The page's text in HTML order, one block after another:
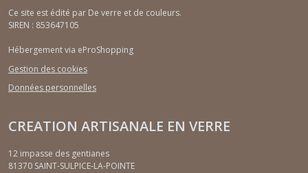
Ce site est édité par De verre et de couleurs.
SIREN : 853647105
Hébergement via eProShopping
Gestion des cookies
Données personnelles
CREATION ARTISANALE EN VERRE
12 impasse des gentianes
81370 SAINT-SULPICE-LA-POINTE